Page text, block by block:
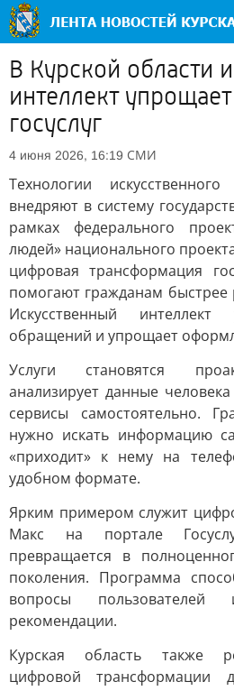
В Курской области
интеллект
госуслуг
4 июня 2026, 16:19 СМИ
Технологии
внедряют в систему
рамках федерального
людей» национального
цифровая трансформация
помогают гражданам
Искусственный интеллект
обращений и упрощает
Услуги становятся
анализирует данные
сервисы самостоятельно.
нужно искать информацию
«приходит» к нему на
удобном формате.
Ярким примером служит
Макс на портале
превращается в
поколения. Программа
вопросы
рекомендации.
Курская область также
цифровой